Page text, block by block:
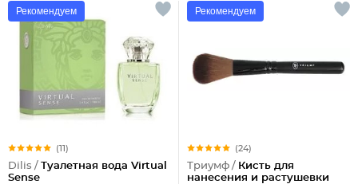
Рекомендуем
(11)
Dilis / Туалетная вода Virtual
Sense
Рекомендуем
(24)
Триумф / Кисть для
нанесения и растушевки